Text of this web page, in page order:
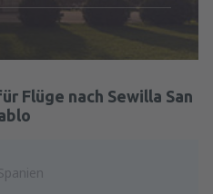
Flüge nach Sewilla San